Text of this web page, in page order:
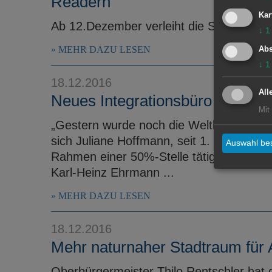
Ab 12.Dezember verleiht die
MEHR DAZU LESEN
18.12.2016
Neues Integrationsbüro der
„Gestern wurde noch die Weltkarte
sich Juliane Hoffmann, seit 1. Oktober
Rahmen einer 50%-Stelle tätig.
Karl-Heinz Ehrmann ...
MEHR DAZU LESEN
18.12.2016
Mehr naturnaher Stadtraum für
↓ 1
↓ 1
Mit
Auswahl